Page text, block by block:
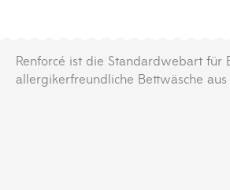
Renforcé ist die Standardwebart
allergikerfreundliche Bettwäsche